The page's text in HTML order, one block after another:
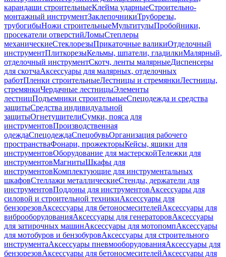
карандаши строительныеКлейма ударныеСтроительно-
монтажный инструментЗаклепочникиТруборезы,
трубогибыНожи строительныеМультитулыПробойники,
просекатели отверстийЛомыСтеплеры
механическиеСтеклорезыПрикаточные валикиОтделочный
инструментПлиткорезыКельмы, шпатели, гладилкиМалярный,
отделочный инструментСкотч, ленты малярныеДиспенсеры
для скотчаАксессуары для малярных, отделочных
работПленки строительныеЛестницы и стремянкиЛестницы,
стремянкиЧердачные лестницыЭлементы
лестницПодъемники строительныеСпецодежда и средства
защитыСредства индивидуальной
защитыОгнетушителиСумки, пояса для
инструментовПроизводственная
одеждаСпецодеждаСпецобувьОрганизация рабочего
пространстваФонари, прожекторыКейсы, ящики для
инструментовОборудование для мастерскойТележки для
инструментовМагнитыШкафы для
инструментовКомплектующие для инструментальных
шкафовСтеллажи металлическиеСтенды, держатели для
инструментовПоддоны для инструментовАксессуары для
силовой и строительной техникиАксессуары для
бензорезовАксессуары для бетоносмесителейАксессуары для
виброоборудованияАксессуары для генераторовАксессуары
для затирочных машинАксессуары для мотопомпАксессуары
для мотобуров и бензобуровАксессуары для строительного
инструментаАксессуары пневмооборудованияАксессуары для
бензорезовАксессуары для бетоносмесителейАксессуары для